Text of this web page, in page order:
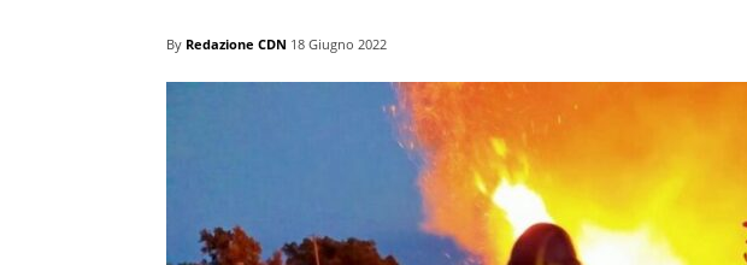
By Redazione CDN 18 Giugno 2022